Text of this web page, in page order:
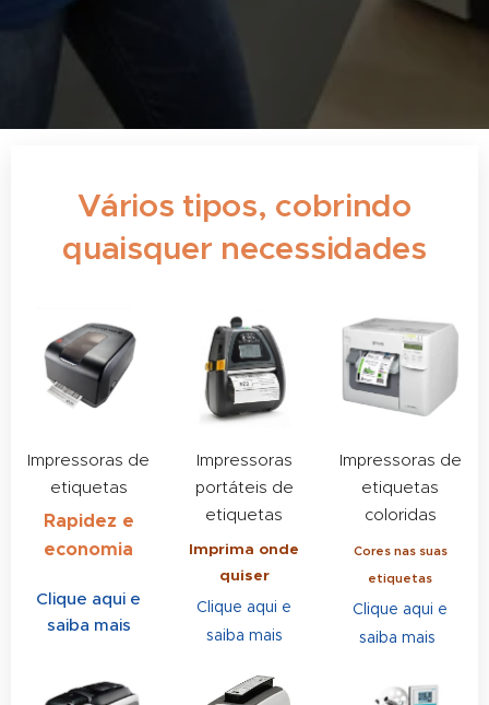
Vários tipos, cobrindo
quaisquer necessidades
Impressoras de
etiquetas
Rapidez e
economia
Clique aqui e
saiba mais
Impressoras
portáteis de
etiquetas
Imprima onde
quiser
Clique aqui e
saiba mais
Impressoras de
etiquetas
coloridas
Cores nas suas
etiquetas
Clique aqui e
saiba mais